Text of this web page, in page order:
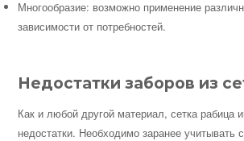
Многообразие: возможно применение
зависимости от потребностей.
Недостатки заборов из
Как и любой другой материал, сетка рабица
недостатки. Необходимо заранее